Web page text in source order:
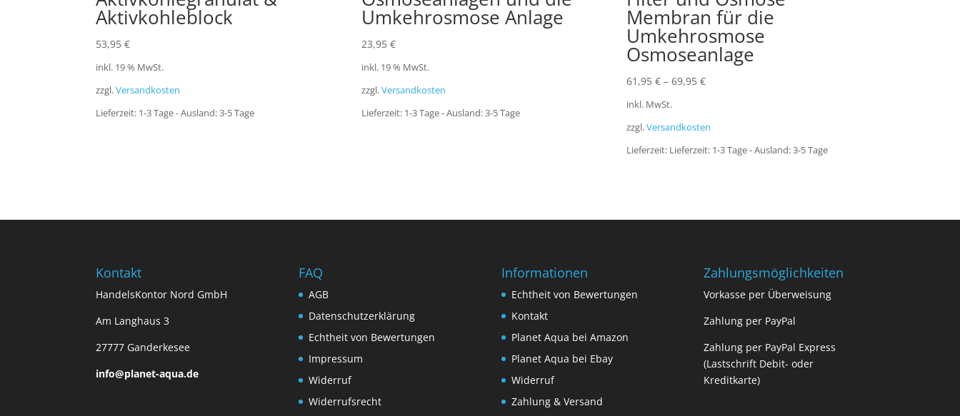
Aktivkohleblock
53,95€
inkl. 19 % MwSt.
zzgl.Versandkosten
Lieferzeit: 1-3 Tage - Ausland: 3-5 Tage
Umkehrosmose Anlage
23,95 €
inkl. 19 % MwSt.
zzgl.Versandkosten
Lieferzeit: 1-3 Tage - Ausland: 3-5 Tage
Membran für die
Umkehrosmose
Osmoseanlage
61,95€ –69,95€
inkl. MwSt.
zzgl.Versandkosten
Lieferzeit: Lieferzeit: 1-3 Tage - Ausland: 3-5 Tage
Kontakt
HandelsKontor Nord GmbH
Am Langhaus 3
27777 Ganderkesee
info@planet-aqua.de
FAQ
AGB
Datenschutzerklärung
Echtheit von Bewertungen
Impressum
Widerruf
Widerrufsrecht
Informationen
Echtheit von Bewertungen
Kontakt
Planet Aqua bei Amazon
Planet Aqua bei Ebay
Widerruf
Zahlung & Versand
Zahlungsmöglichkeiten
Vorkasse per Überweisung
Zahlung per PayPal
Zahlung per PayPal Express
(Lastschrift Debit- oder
Kreditkarte)